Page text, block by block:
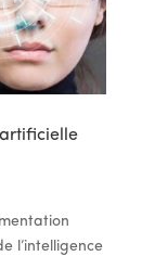
l’intelligence